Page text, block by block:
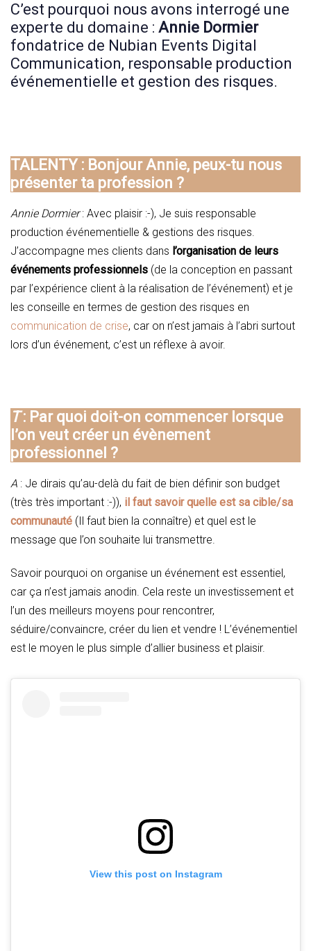
C’est pourquoi nous avons interrogé une
experte du domaine : Annie Dormier
fondatrice de Nubian Events Digital
Communication, responsable production
événementielle et gestion des risques.
TALENTY : Bonjour Annie, peux-tu nous
présenter ta profession ?
Annie Dormier: Avec plaisir :-), Je suis responsable
production événementielle & gestions des risques.
J’accompagne mes clients dans l’organisation de leurs
événements professionnels (de la conception en passant
par l’expérience client à la réalisation de l’événement) et je
les conseille en termes de gestion des risques en
communication de crise, car on n’est jamais à l’abri surtout
lors d’un événement, c’est un réflexe à avoir.
T: Par quoi doit-on commencer lorsque
l’on veut créer un évènement
professionnel ?
A : Je dirais qu’au-delà du fait de bien définir son budget
(très très important :-)), il faut savoir quelle est sa cible/sa
communauté (Il faut bien la connaître) et quel est le
message que l’on souhaite lui transmettre.
Savoir pourquoi on organise un événement est essentiel,
car ça n’est jamais anodin. Cela reste un investissement et
l’un des meilleurs moyens pour rencontrer,
séduire/convaincre, créer du lien et vendre ! L’événementiel
est le moyen le plus simple d’allier business et plaisir.
View this post on Instagram